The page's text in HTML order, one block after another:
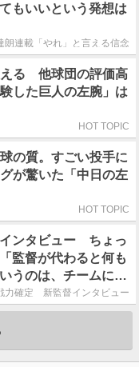
もいいという発想は
朗連載「やれ」と言える信念
る 他球団の評価高
した巨人の左腕」は
HOT TOPIC
の質。すごい投手に
が驚いた「中日の左
HOT TOPIC
ンタビュー ちょっ
監督が代わると何も
うのは、チームにと
なんです」
力確定 新監督インタビュー